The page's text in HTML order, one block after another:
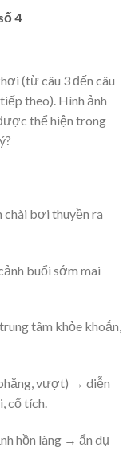
4
(từ câu 3 đến câu
theo). Hình ảnh
thể hiện trong
chài bơi thuyền ra
buổi sớm mai
tâm khỏe khoắn,
vượt) → diễn
cổ tích.
hồn làng → ẩn dụ